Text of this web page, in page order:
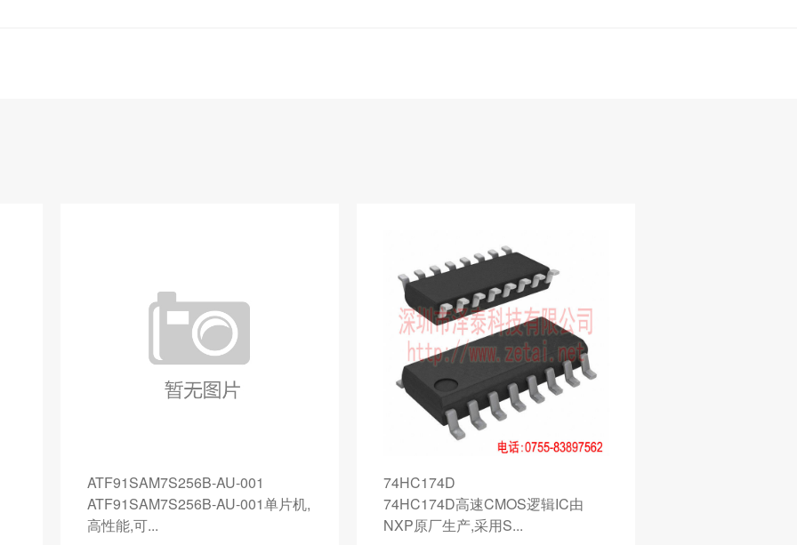
ATF91SAM7S256B-AU-001
ATF91SAM7S256B-AU-001单片机,
高性能,可...
74HC174D
74HC174D高速CMOS逻辑IC由
NXP原厂生产,采用S...